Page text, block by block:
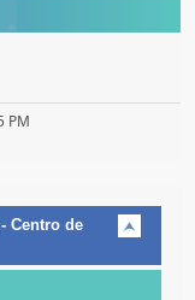
PM
Centro de